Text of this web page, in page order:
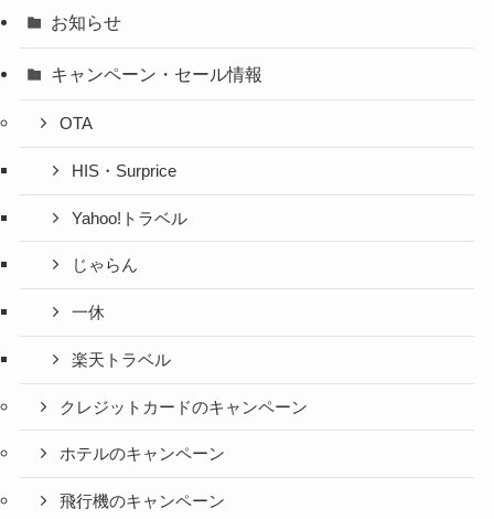
お知らせ
キャンペーン・セール情報
OTA
HIS・Surprice
Yahoo!トラベル
じゃらん
一休
楽天トラベル
クレジットカードのキャンペーン
ホテルのキャンペーン
飛行機のキャンペーン